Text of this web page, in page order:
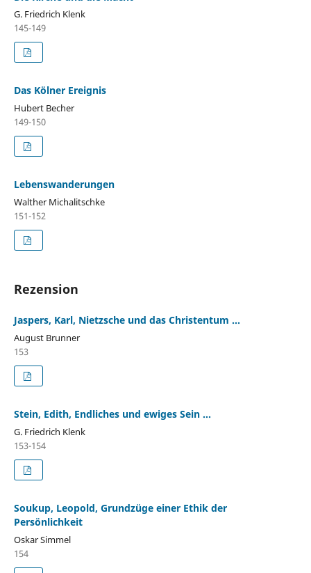
G. Friedrich Klenk
145-149
Das Kölner Ereignis
Hubert Becher
149-150
Lebenswanderungen
Walther Michalitschke
151-152
Rezension
Jaspers, Karl, Nietzsche und das Christentum ...
August Brunner
153
Stein, Edith, Endliches und ewiges Sein ...
G. Friedrich Klenk
153-154
Soukup, Leopold, Grundzüge einer Ethik der
Persönlichkeit
Oskar Simmel
154